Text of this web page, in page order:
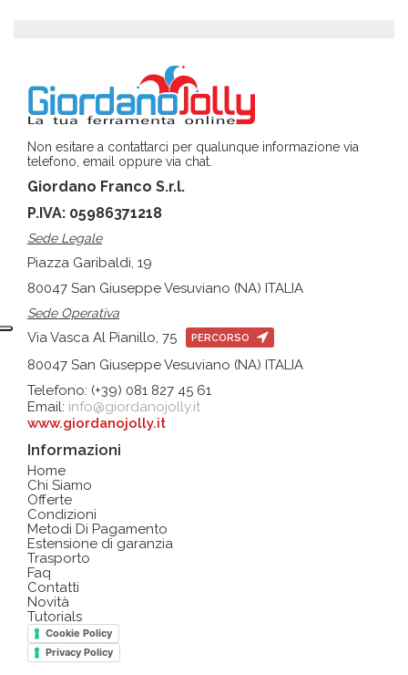
Non esitare a contattarci per qualunque informazione via
telefono, email oppure via chat.
Giordano Franco S.r.l.
P.IVA: 05986371218
Sede Legale
Piazza Garibaldi, 19
80047 San Giuseppe Vesuviano (NA) ITALIA
Sede Operativa
Via Vasca Al Pianillo, 75 PERCORSO
80047 San Giuseppe Vesuviano (NA) ITALIA
Telefono: (+39) 081 827 45 61
Email: info@giordanojolly.it
www.giordanojolly.it
Informazioni
Home
Chi Siamo
Offerte
Condizioni
Metodi Di Pagamento
Estensione di garanzia
Trasporto
Faq
Contatti
Novità
Tutorials
Cookie Policy
Privacy Policy